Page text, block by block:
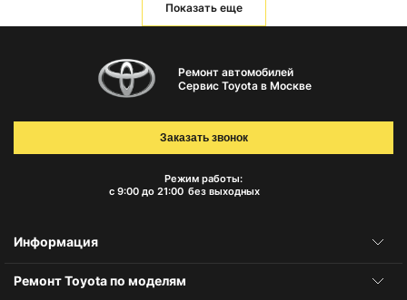
Показать еще
Ремонт автомобилей
Сервис Toyota в Москве
Режим работы:
с 9:00 до 21:00 без выходных
Заказать звонок
Информация
Ремонт Toyota по моделям